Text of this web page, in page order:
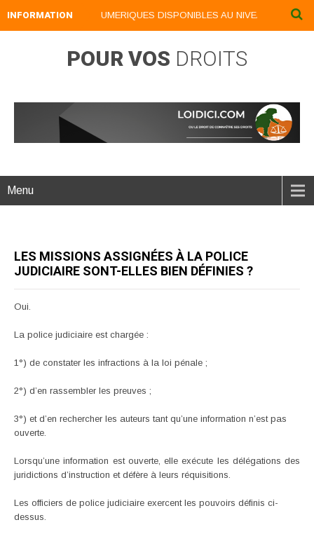
INFORMATION
NOS LIVRES NUMERIQUES DISPONIBLES AU NIVEAU DU
POUR VOS DROITS
Menu
LES MISSIONS ASSIGNÉES À LA POLICE
JUDICIAIRE SONT-ELLES BIEN DÉFINIES ?
Oui.
La police judiciaire est chargée :
1°) de constater les infractions à la loi pénale ;
2°) d’en rassembler les preuves ;
3°) et d’en rechercher les auteurs tant qu’une information n’est pas
ouverte.
Lorsqu’une information est ouverte, elle exécute les délégations des
juridictions d’instruction et défère à leurs réquisitions.
Les officiers de police judiciaire exercent les pouvoirs définis ci-
dessus.